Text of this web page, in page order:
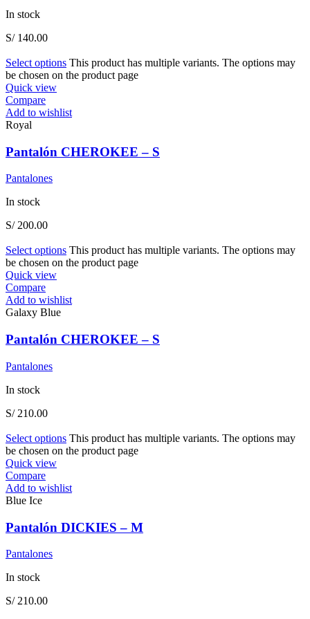
In stock
S/140.00
Select options This product has multiple variants. The options may
be chosen on the product page
Quick view
Compare
Add to wishlist
Royal
Pantalón CHEROKEE – S
Pantalones
In stock
S/200.00
Select options This product has multiple variants. The options may
be chosen on the product page
Quick view
Compare
Add to wishlist
Galaxy Blue
Pantalón CHEROKEE – S
Pantalones
In stock
S/210.00
Select options This product has multiple variants. The options may
be chosen on the product page
Quick view
Compare
Add to wishlist
Blue Ice
Pantalón DICKIES – M
Pantalones
In stock
S/210.00